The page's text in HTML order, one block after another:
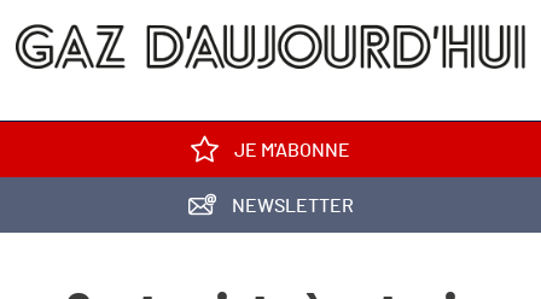
JE M'ABONNE
NEWSLETTER